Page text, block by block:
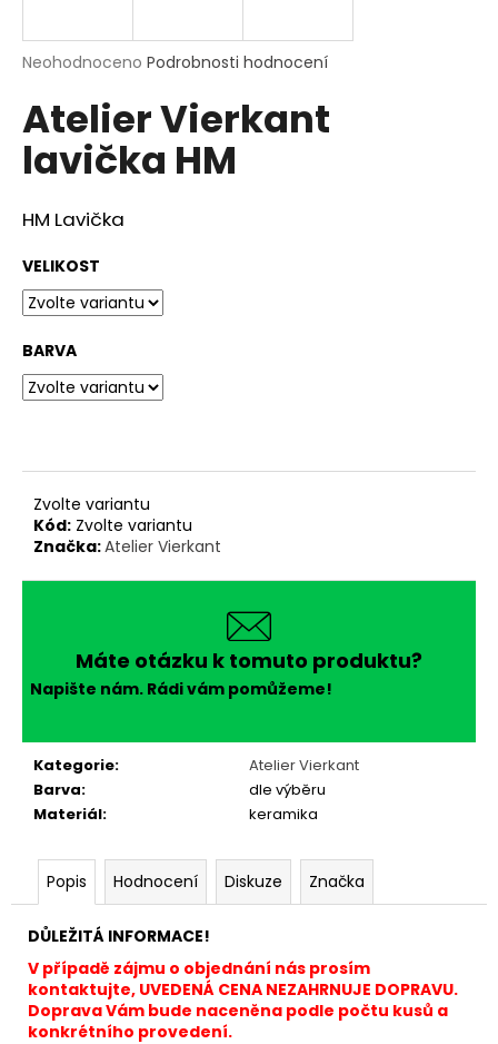
Průměrné
produktu
je
0,0
hvězdiček.
Neohodnoceno Podrobnosti hodnocení
Atelier Vierkant
lavička HM
HM Lavička
VELIKOST
BARVA
Zvolte variantu
Kód: Zvolte variantu
Značka:Atelier Vierkant
Máte otázku k tomuto produktu?
Napište nám. Rádi vám pomůžeme!
Kategorie:
Atelier Vierkant
Barva:
dle výběru
Materiál: keramika
Popis Hodnocení Diskuze Značka
DŮLEŽITÁ INFORMACE!
V případě zájmu o objednání nás prosím
kontaktujte, UVEDENÁ CENA NEZAHRNUJE DOPRAVU.
Doprava Vám bude naceněna podle počtu kusů a
konkrétního provedení.
j
t
?
D
o
p
u
č
u
e